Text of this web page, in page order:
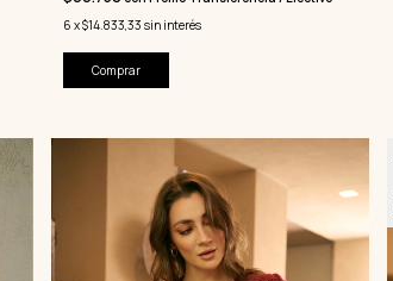
6 x$14.833,33 sin interés
Comprar